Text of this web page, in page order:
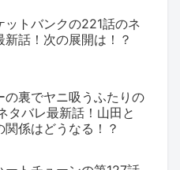
ットバンクの221話のネ
新話！次の展開は！？
の裏でヤニ吸うふたりの
タバレ最新話！山田と
関係はどうなる！？